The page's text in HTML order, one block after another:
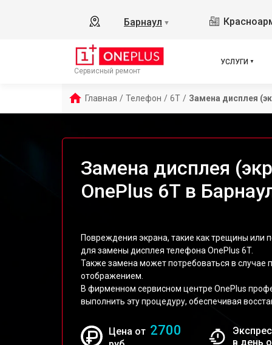
Барнаул ▼
Сервисный ремонт
УСЛУГИ
Главная / Телефон / 6T / Замена дисплея
Замена дисплея
OnePlus 6T в
Повреждения экрана, такие как трещины или
для замены дисплея телефона OnePlus 6T.
Также замена может потребоваться в случае
отображением.
В фирменном сервисном центре OnePlus
выполнить эту процедуру, обеспечивая
Цена от 2700
в день